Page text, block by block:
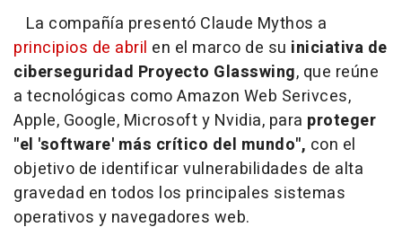
La compañía presentó Claude Mythos a
principios de abril en el marco de su iniciativa de
ciberseguridad Proyecto Glasswing, que reúne
a tecnológicas como Amazon Web Serivces,
Apple, Google, Microsoft y Nvidia, para proteger
"el 'software' más crítico del mundo", con el
objetivo de identificar vulnerabilidades de alta
gravedad en todos los principales sistemas
operativos y navegadores web.